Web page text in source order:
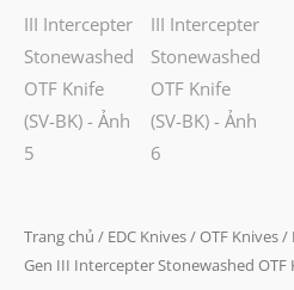
Trang chủ / EDC Knives/OTF Knives/
Gen III Intercepter Stonewashed OTF